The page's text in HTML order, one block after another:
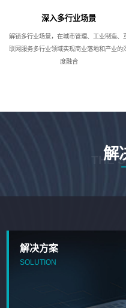
深入多行业场景
解锁多行业场景，在城市管理、工业制造、
联网服务多行业领域实现商业落地和产业的
度融合
解
THE
解决方案
SOLUTION